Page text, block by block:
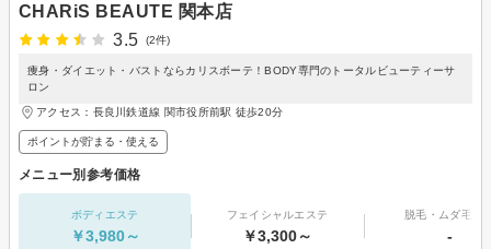
CHARiS BEAUTE 関本店
3.5
(2件)
痩身・ダイエット・バストならカリスボーテ！BODY専門のトータルビューティーサ
ロン
アクセス：長良川鉄道線 関市役所前駅 徒歩20分
ポイントが貯まる・使える
メニュー別参考価格
ボディエステ
￥3,980～
フェイシャルエステ
￥3,300～
脱毛・ムダ毛処
-